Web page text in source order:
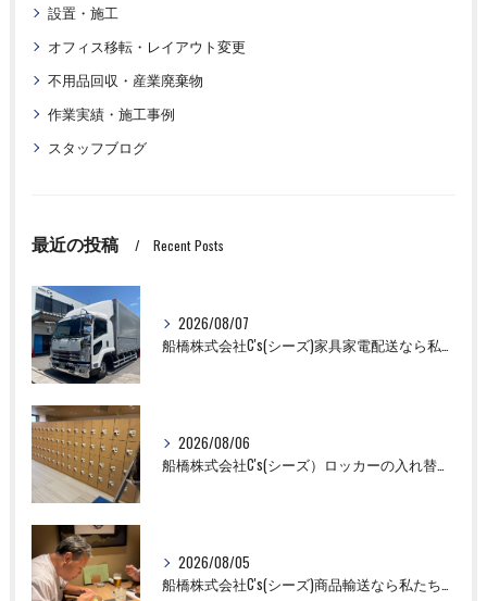
設置・施工
オフィス移転・レイアウト変更
不用品回収・産業廃棄物
作業実績・施工事例
スタッフブログ
最近の投稿 Recent Posts
2026/08/07
船橋株式会社C's(シーズ)家具家電配送なら私たちにお任せください！
2026/08/06
船橋株式会社C's(シーズ）ロッカーの入れ替え作業も全国対応お任せ下さい！
2026/08/05
船橋株式会社C's(シーズ)商品輸送なら私たちにお任せください！お取引先様との交流を深めました！